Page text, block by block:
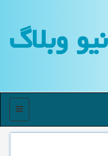
نیو وبلاگ
منو